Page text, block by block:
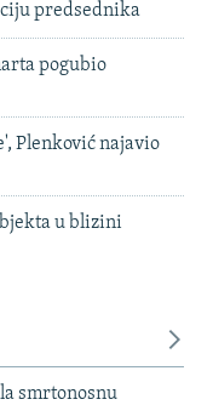
predsednika
pogubio
Plenković najavio
u blizini
smrtonosnu